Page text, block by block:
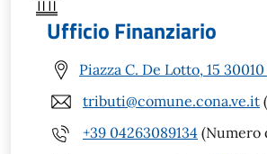
Ufficio Finanziario
Piazza C. De Lotto, 15
tributi@comune.cona.ve.it
+39 04263089134 (Numero